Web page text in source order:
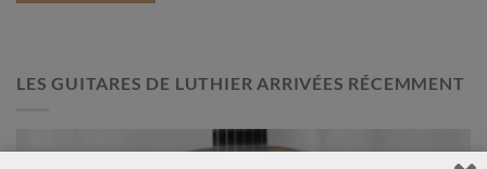
LES GUITARES DE LUTHIER ARRIVÉES RÉCEMMENT